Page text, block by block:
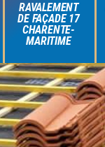
RAVALEMENT
DE FAÇADE 17
CHARENTE-
MARITIME